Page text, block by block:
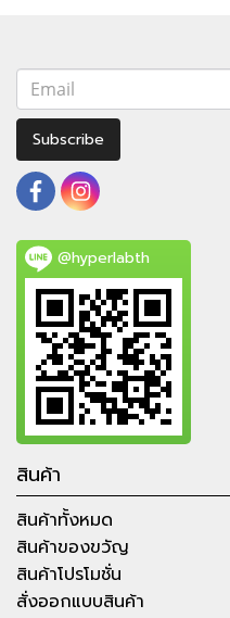
Subscribe
@hyperlabth
สินค้า
สินค้าทั้งหมด
สินค้าของขวัญ
สินค้าโปรโมชั่น
สั่งออกแบบสินค้า